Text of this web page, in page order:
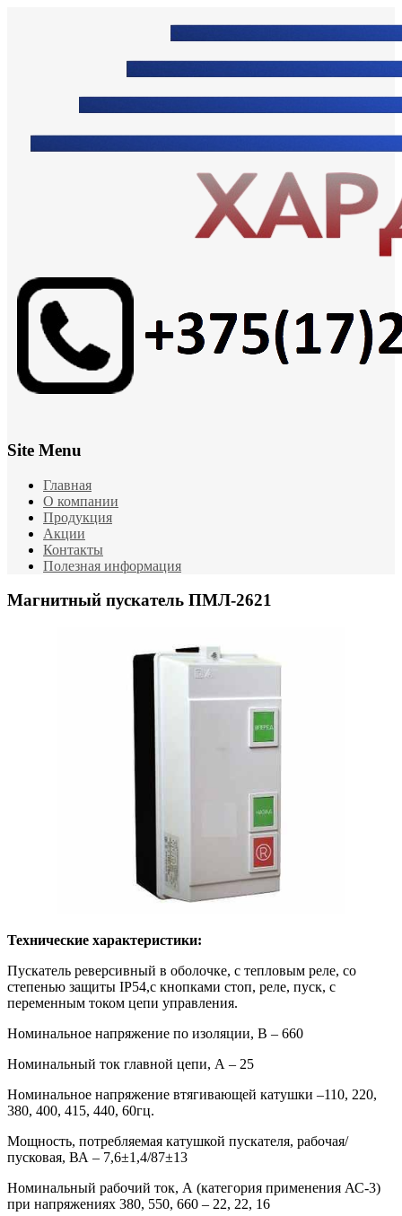
Site Menu
Главная
О компании
Продукция
Акции
Контакты
Полезная информация
Магнитный пускатель ПМЛ-2621
Технические характеристики:
Пускатель реверсивный в оболочке, с тепловым реле, со
степенью защиты IP54,с кнопками стоп, реле, пуск, c
переменным током цепи управления.
Номинальное напряжение по изоляции, В – 660
Номинальный ток главной цепи, А – 25
Номинальное напряжение втягивающей катушки –110, 220,
380, 400, 415, 440, 60гц.
Мощность, потребляемая катушкой пускателя, рабочая/
пусковая, ВА – 7,6±1,4/87±13
Номинальный рабочий ток, А (категория применения АС-3)
при напряжениях 380, 550, 660 – 22, 22, 16